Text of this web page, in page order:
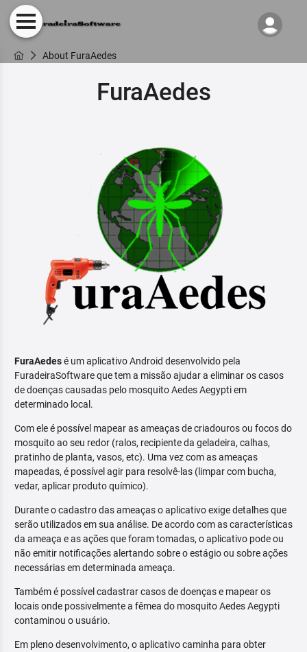
About FuraAedes
FuraAedes
FuraAedesé um aplicativo Android desenvolvido pela
FuradeiraSoftware que tem a missão ajudar a eliminar os casos
de doenças causadas pelo mosquito Aedes Aegypti em
determinado local.
Com ele é possível mapear as ameaças de criadouros ou focos do
mosquito ao seu redor (ralos, recipiente da geladeira, calhas,
pratinho de planta, vasos, etc). Uma vez com as ameaças
mapeadas, é possível agir para resolvê-las (limpar com bucha,
vedar, aplicar produto químico).
Durante o cadastro das ameaças o aplicativo exige detalhes que
serão utilizados em sua análise. De acordo com as características
da ameaça e as ações que foram tomadas, o aplicativo pode ou
não emitir notificações alertando sobre o estágio ou sobre ações
necessárias em determinada ameaça.
Também é possível cadastrar casos de doenças e mapear os
locais onde possivelmente a fêmea do mosquito Aedes Aegypti
contaminou o usuário.
Em pleno desenvolvimento, o aplicativo caminha para obter